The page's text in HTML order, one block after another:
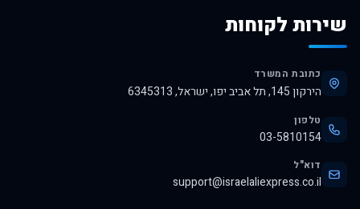
שירות לקוחות
כתובת המשרד
הירקון 145, תל אביב יפו, ישראל, 6345313
טלפון
03-5810154
דוא"ל
support@israelaliexpress.co.il